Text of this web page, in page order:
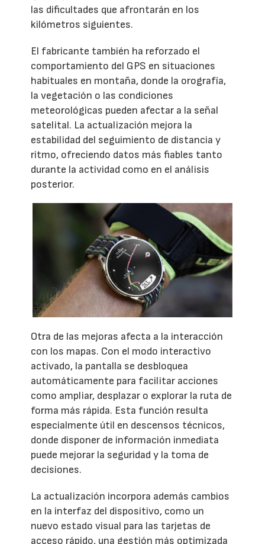
las dificultades que afrontarán en los
kilómetros siguientes.
El fabricante también ha reforzado el
comportamiento del GPS en situaciones
habituales en montaña, donde la orografía,
la vegetación o las condiciones
meteorológicas pueden afectar a la señal
satelital. La actualización mejora la
estabilidad del seguimiento de distancia y
ritmo, ofreciendo datos más fiables tanto
durante la actividad como en el análisis
posterior.
Otra de las mejoras afecta a la interacción
con los mapas. Con el modo interactivo
activado, la pantalla se desbloquea
automáticamente para facilitar acciones
como ampliar, desplazar o explorar la ruta de
forma más rápida. Esta función resulta
especialmente útil en descensos técnicos,
donde disponer de información inmediata
puede mejorar la seguridad y la toma de
decisiones.
La actualización incorpora además cambios
en la interfaz del dispositivo, como un
nuevo estado visual para las tarjetas de
acceso rápido, una gestión más optimizada